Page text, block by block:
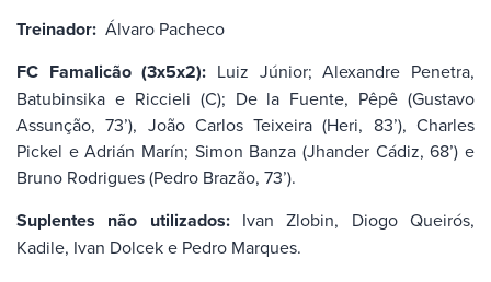
Treinador: Álvaro Pacheco
FC Famalicão (3x5x2): Luiz Júnior; Alexandre Penetra,
Batubinsika e Riccieli (C); De la Fuente, Pêpê (Gustavo
Assunção, 73’), João Carlos Teixeira (Heri, 83’), Charles
Pickel e Adrián Marín; Simon Banza (Jhander Cádiz, 68’) e
Bruno Rodrigues (Pedro Brazão, 73’).
Suplentes não utilizados:Ivan Zlobin, Diogo Queirós,
Kadile, Ivan Dolcek e Pedro Marques.